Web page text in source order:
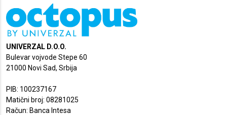
UNIVERZAL D.O.O.
Bulevar vojvode Stepe 60
21000 Novi Sad, Srbija
PIB: 100237167
Matični broj: 08281025
Račun: Banca Intesa